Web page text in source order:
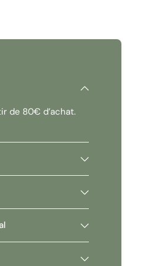
idéale pour le
pour la cellule).
FX-3 ? ✔️
les célèbres optiques
de 80€ d’achat.